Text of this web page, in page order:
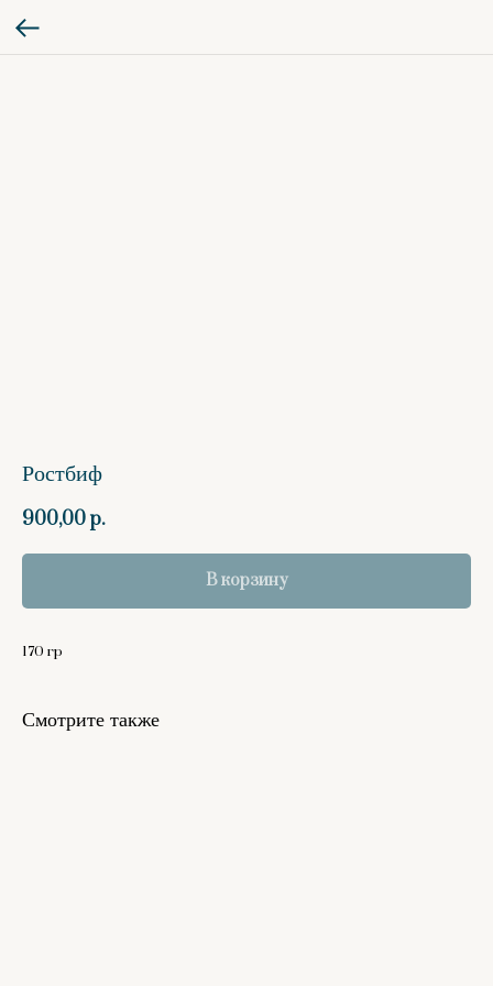
Ростбиф
900,00р.
В корзину
170 гр
Смотрите также